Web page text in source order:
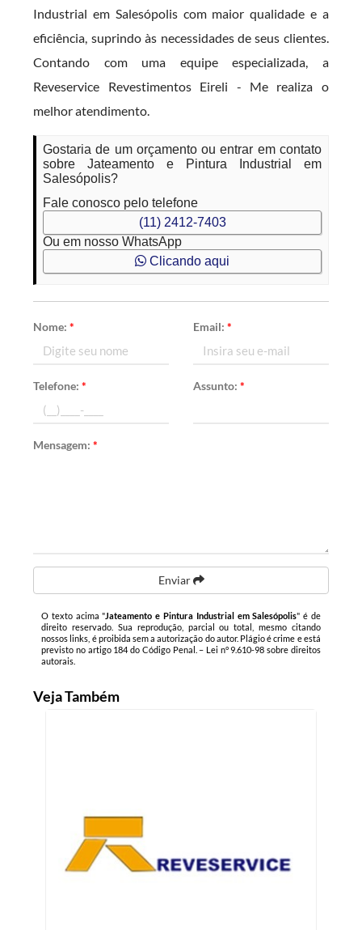
Industrial em Salesópolis com maior qualidade e a
eficiência, suprindo às necessidades de seus clientes.
Contando com uma equipe especializada, a
Reveservice Revestimentos Eireli - Me realiza o
melhor atendimento.
Gostaria de um orçamento ou entrar em contato
sobre Jateamento e Pintura Industrial em
Salesópolis?
Fale conosco pelo telefone
(11) 2412-7403
Ou em nosso WhatsApp
Clicando aqui
Nome:* Email: *
Telefone:* Assunto: *
Mensagem:*
Enviar
O texto acima "Jateamento e Pintura Industrial em Salesópolis" é de
direito reservado. Sua reprodução, parcial ou total, mesmo citando
nossos links, é proibida sem a autorização do autor. Plágio é crime e está
previsto no artigo 184 do Código Penal. – Lei n° 9.610-98 sobre direitos
autorais
Veja Também